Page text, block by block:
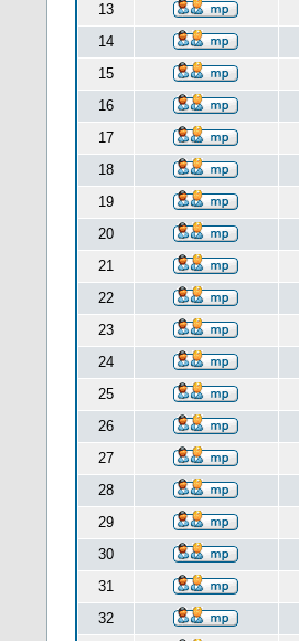
13
14
15
16
17
18
19
20
21
22
23
24
25
26
27
28
29
30
31
32